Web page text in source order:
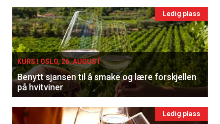
Ledig plass
KURS I OSLO, 26. AUGUST
Benytt sjansen til å smake og lære forskjellen
på hvitviner
Ledig plass